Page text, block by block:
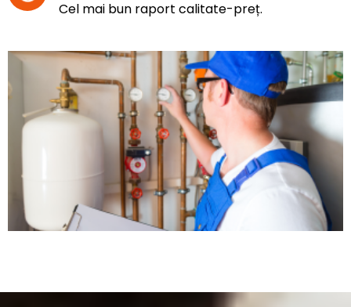
Cel mai bun raport calitate-preț.